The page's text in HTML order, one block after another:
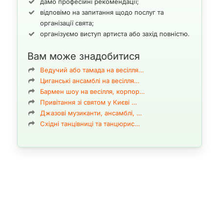
труби — ідеальний вибір для літніх корпоративів і open-air
барабани + DJ, вокал + саксофон + гітара, електро-скрипка +
перкусія + DJ, джаз-кавер-квартети, gypsy-jazz дуети та тріо і
lounge-обробки сучасних хітів. Такі склади легко адаптуються
під тематику будь-якого заходу, створюючи унікальний
характер свята.
гітара; віолончель + фортепіано.
відповімо на запитання щодо послуг та
організації свята;
організуємо виступ артиста або захід повністю.
Вам може знадобитися
Ведучий або тамада на весілля…
Циганські ансамблі на весілля…
Бармен шоу на весілля, корпор…
Привітання зі святом у Києві …
Джазові музиканти, ансамблі, …
Східні танцівниці та танцюрис…